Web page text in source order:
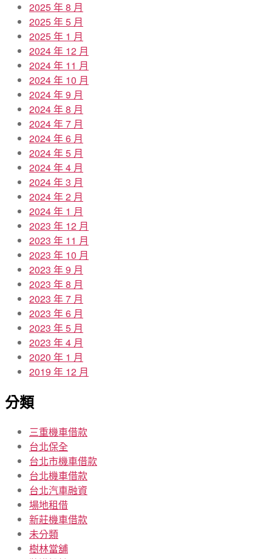
2025 年 8 月
2025 年 5 月
2025 年 1 月
2024 年 12 月
2024 年 11 月
2024 年 10 月
2024 年 9 月
2024 年 8 月
2024 年 7 月
2024 年 6 月
2024 年 5 月
2024 年 4 月
2024 年 3 月
2024 年 2 月
2024 年 1 月
2023 年 12 月
2023 年 11 月
2023 年 10 月
2023 年 9 月
2023 年 8 月
2023 年 7 月
2023 年 6 月
2023 年 5 月
2023 年 4 月
2020 年 1 月
2019 年 12 月
分類
三重機車借款
台北保全
台北市機車借款
台北機車借款
台北汽車融資
場地租借
新莊機車借款
未分類
樹林當舖